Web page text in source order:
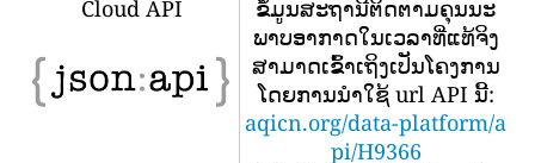
Cloud API
ຂໍ້​ມູນ​ສະ​ຖາ​ນີ​ຕິດ​ຕາມ​ຄຸນ​ນະ​
ພາບ​ອາ​ກາດ​ໃນ​ເວ​ລາ​ທີ່​ແທ້​ຈິງ​
ສາ​ມາດ​ເຂົ້າ​ເຖິງ​ເປັນ​ໂຄງ​ການ​
ໂດຍ​ການ​ນໍາ​ໃຊ້ url API ນີ້​:
aqicn.org/data-platform/a
pi/H9366